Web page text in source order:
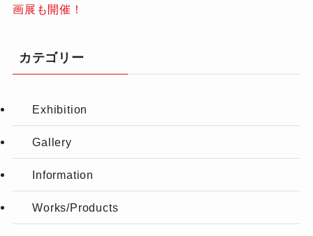
画展も開催！
カテゴリー
Exhibition
Gallery
Information
Works/Products